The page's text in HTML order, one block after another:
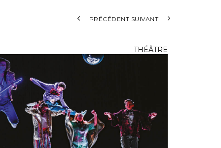
PRÉCÉDENT SUIVANT
THÉÂTRE